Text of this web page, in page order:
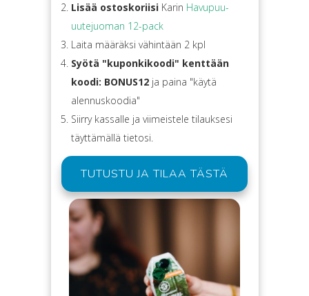
Lisää ostoskoriisiKarin Havupuu-
uutejuoman 12-pack
Laita määräksi vähintään 2 kpl
Syötä "kuponkikoodi" kenttään
koodi: BONUS12ja paina "käytä
alennuskoodia"
Siirry kassalle ja viimeistele tilauksesi
täyttämällä tietosi.
TUTUSTU JA TILAA TÄSTÄ